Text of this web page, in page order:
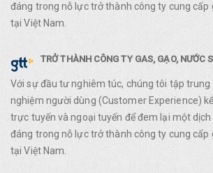
đáng trong nỗ lực trở thành công ty cung cấp
tại Việt Nam.
TRỞ THÀNH CÔNG TY GAS, GẠO, NƯỚC
Với sự đầu tư nghiêm túc, chúng tôi tập trung
nghiệm người dùng (Customer Experience)
trực tuyến và ngoại tuyến để đem lại một
đáng trong nỗ lực trở thành công ty cung cấp
tại Việt Nam.